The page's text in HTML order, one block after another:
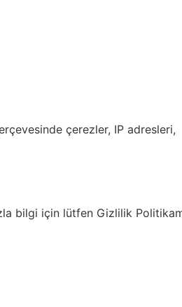
çerezler, IP adresleri,
bilgi için lütfen Gizlilik